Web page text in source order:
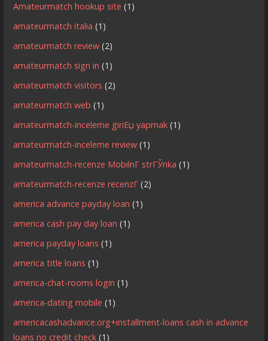
Amateurmatch hookup site (1)
amateurmatch italia (1)
amateurmatch review (2)
amateurmatch sign in (1)
amateurmatch visitors (2)
amateurmatch web (1)
amateurmatch-inceleme giriЕџ yapmak (1)
amateurmatch-inceleme review (1)
amateurmatch-recenze MobilnГ­ strГЎnka (1)
amateurmatch-recenze recenzГ­ (2)
america advance payday loan (1)
america cash pay day loan (1)
america payday loans (1)
america title loans (1)
america-chat-rooms login (1)
america-dating mobile (1)
americacashadvance.org+installment-loans cash in advance
loans no credit check (1)